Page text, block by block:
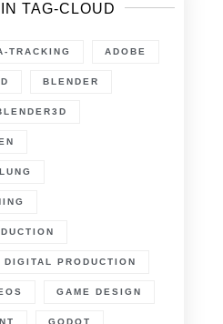
TAG-CLOUD
TRACKING ADOBE
BLENDER
DIGITAL PRODUCTION
GAME DESIGN